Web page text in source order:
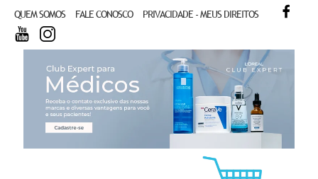
QUEM SOMOS FALE CONOSCO PRIVACIDADE - MEUS DIREITOS
YOUTUBE